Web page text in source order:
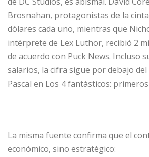
Brosnahan, protagonistas de la
dólares cada uno, mientras que
intérprete de Lex Luthor, recibió 2
de acuerdo con Puck News. Incluso
salarios, la cifra sigue por debajo
Pascal en Los 4 fantásticos:
La misma fuente confirma que el
económico, sino estratégico: